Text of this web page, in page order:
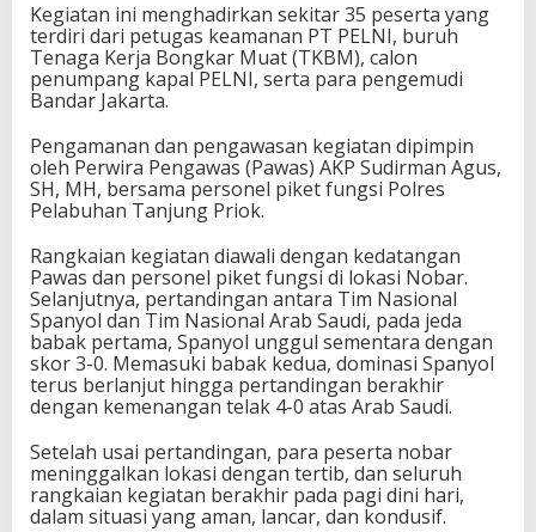
Kegiatan ini menghadirkan sekitar 35 peserta yang
terdiri dari petugas keamanan PT PELNI, buruh
Tenaga Kerja Bongkar Muat (TKBM), calon
penumpang kapal PELNI, serta para pengemudi
Bandar Jakarta.
Pengamanan dan pengawasan kegiatan dipimpin
oleh Perwira Pengawas (Pawas) AKP Sudirman Agus,
SH, MH, bersama personel piket fungsi Polres
Pelabuhan Tanjung Priok.
Rangkaian kegiatan diawali dengan kedatangan
Pawas dan personel piket fungsi di lokasi Nobar.
Selanjutnya, pertandingan antara Tim Nasional
Spanyol dan Tim Nasional Arab Saudi, pada jeda
babak pertama, Spanyol unggul sementara dengan
skor 3-0. Memasuki babak kedua, dominasi Spanyol
terus berlanjut hingga pertandingan berakhir
dengan kemenangan telak 4-0 atas Arab Saudi.
Setelah usai pertandingan, para peserta nobar
meninggalkan lokasi dengan tertib, dan seluruh
rangkaian kegiatan berakhir pada pagi dini hari,
dalam situasi yang aman, lancar, dan kondusif.